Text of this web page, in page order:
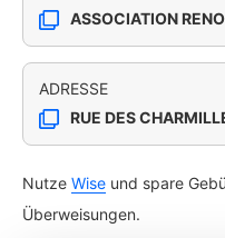
ASSOCIATION
ADRESSE
RUE DES
Nutze Wise und spare
Überweisungen.